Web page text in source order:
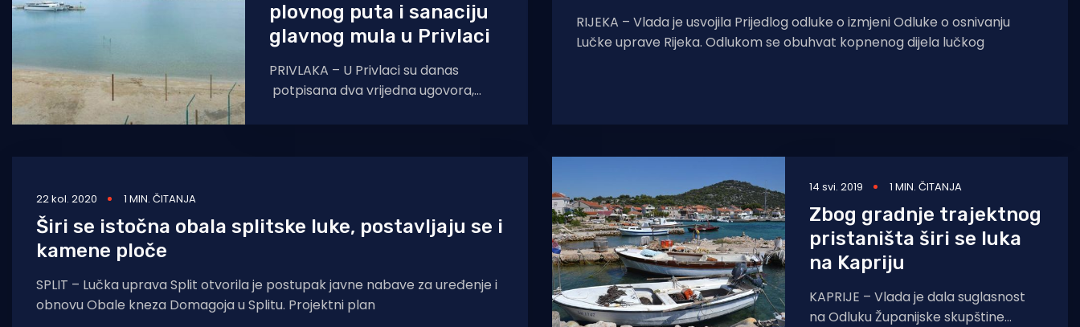
plovnog puta i sanaciju
glavnog mula u Privlaci
PRIVLAKA – U Privlaci su danas
potpisana dva vrijedna ugovora,
međusobni odnosi za realizaciju
RIJEKA – Vlada je usvojila Prijedlog odluke o izmjeni Odluke o osnivanju
Lučke uprave Rijeka. Odlukom se obuhvat kopnenog dijela lučkog
22 kol. 2020 1 MIN. ČITANJA
Širi se istočna obala splitske luke, postavljaju se i
kamene ploče
SPLIT – Lučka uprava Split otvorila je postupak javne nabave za uređenje i
obnovu Obale kneza Domagoja u Splitu. Projektni plan
14 svi. 2019 1 MIN. ČITANJA
Zbog gradnje trajektnog
pristaništa širi se luka
na Kapriju
KAPRIJE – Vlada je dala suglasnost
na Odluku Županijske skupštine